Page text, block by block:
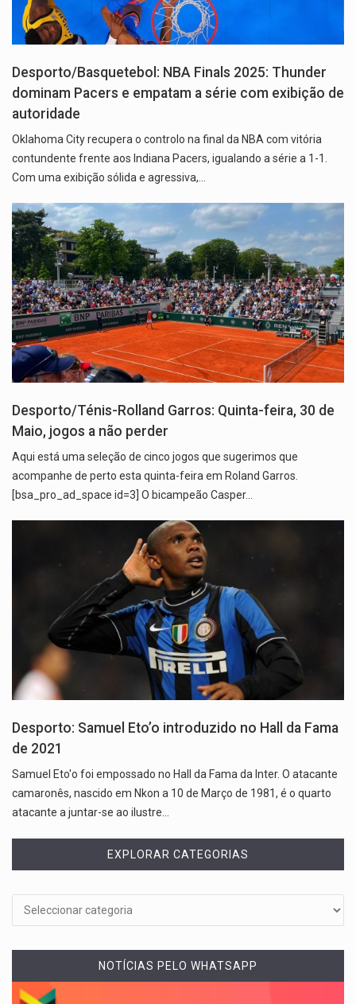
Desporto/Basquetebol: NBA Finals 2025: Thunder
dominam Pacers e empatam a série com exibição de
autoridade
Oklahoma City recupera o controlo na final da NBA com vitória
contundente frente aos Indiana Pacers, igualando a série a 1-1.
Com uma exibição sólida e agressiva,…
Desporto/Ténis-Rolland Garros: Quinta-feira, 30 de
Maio, jogos a não perder
Aqui está uma seleção de cinco jogos que sugerimos que
acompanhe de perto esta quinta-feira em Roland Garros.
[bsa_pro_ad_space id=3] O bicampeão Casper…
Desporto: Samuel Eto’o introduzido no Hall da Fama
de 2021
Samuel Eto'o foi empossado no Hall da Fama da Inter. O atacante
camaronês, nascido em Nkon a 10 de Março de 1981, é o quarto
atacante a juntar-se ao ilustre…
EXPLORAR CATEGORIAS
NOTÍCIAS PELO WHATSAPP